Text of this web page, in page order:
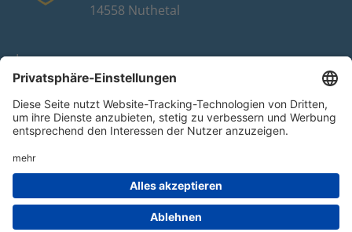
14558 Nuthetal
Impressum
Datenschutz
FAQ